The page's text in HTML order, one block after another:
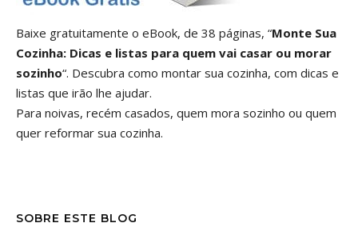
Baixe gratuitamente o eBook, de 38 páginas, “Monte Sua
Cozinha: Dicas e listas para quem vai casar ou morar
sozinho“. Descubra como montar sua cozinha, com dicas e
listas que irão lhe ajudar.
Para noivas, recém casados, quem mora sozinho ou quem
quer reformar sua cozinha.
SOBRE ESTE BLOG